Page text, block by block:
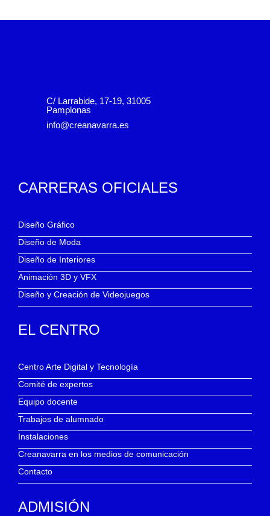
C/ Larrabide, 17-19, 31005
Pamplonas
info@creanavarra.es
CARRERAS OFICIALES
Diseño Gráfico
Diseño de Moda
Diseño de Interiores
Animación 3D y VFX
Diseño y Creación de Videojuegos
EL CENTRO
Centro Arte Digital y Tecnología
Comité de expertos
Equipo docente
Trabajos de alumnado
Instalaciones
Creanavarra en los medios de comunicación
Contacto
ADMISIÓN